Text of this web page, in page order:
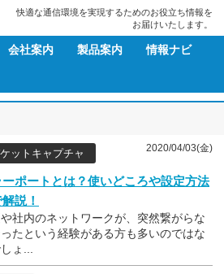
快適な通信環境を実現するためのお役立ち情報を
お届けいたします。
会社案内 製品案内 情報ナビ
2020/04/03(金)
ットキャプチャ
ーポートとは？使いどころや設定方法
説！
社内のネットワークが、突然繋がらな
ったという経験がある方も多いのではな
ょ...